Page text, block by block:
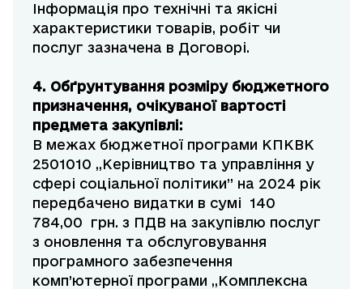
Інформація про технічні та якісні
характеристики товарів, робіт чи
послуг зазначена в Договорі.
4. Обґрунтування розміру бюджетного
призначення, очікуваної вартості
предмета закупівлі:
В межах бюджетної програми КПКВК
2501010 „Керівництво та управління у
сфері соціальної політики” на 2024 рік
передбачено видатки в сумі 140
784,00 грн. з ПДВ на закупівлю послуг
з оновлення та обслуговування
програмного забезпечення
комп’ютерної програми „Комплексна